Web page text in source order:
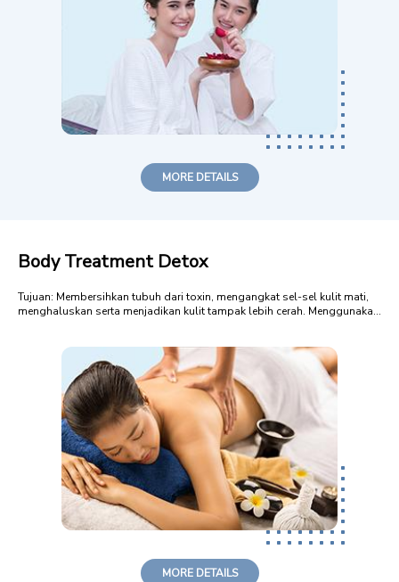
MORE DETAILS
Body Treatment Detox
Tujuan: Membersihkan tubuh dari toxin, mengangkat sel-sel kulit mati,
menghaluskan serta menjadikan kulit tampak lebih cerah. Menggunakan
Tyme (Thym...
MORE DETAILS